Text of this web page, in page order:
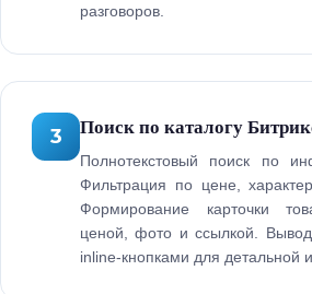
разговоров.
3 Поиск по каталогу
Полнотекстовый поиск по
Фильтрация по цене,
Формирование карточки
ценой, фото и ссылкой.
inline-кнопками для детальной